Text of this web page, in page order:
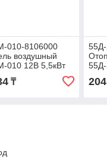
010-8106000
воздушный
010 12В 5,5кВт
(Прамотроник)
₸